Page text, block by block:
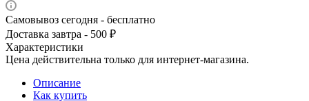
Самовывоз сегодня - бесплатно
Доставка завтра - 500 ₽
Характеристики
Цена действительна только для интернет-магазина.
Описание
Как купить